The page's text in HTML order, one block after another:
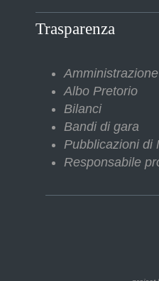
Trasparenza
Albo Pretorio
Bilanci
Bandi di gara
Pubblicazioni di
Responsabile